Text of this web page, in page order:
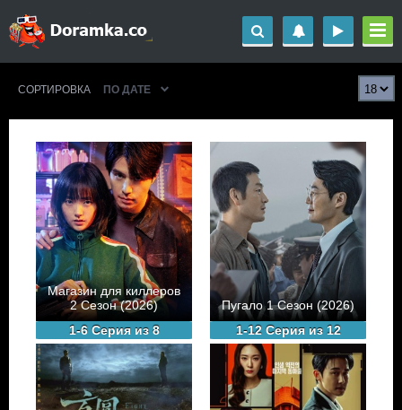
СОРТИРОВКА ПО ДАТЕ
Магазин для киллеров
2 Сезон (2026)
1-6 Серия из 8
Пугало 1 Сезон (2026)
1-12 Серия из 12